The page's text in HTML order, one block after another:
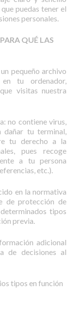
puedas tener el
personales.
QUÉ LAS
pequeño archivo
tu ordenador,
visitas nuestra
no contiene virus,
dañar tu terminal,
tu derecho a la
pues recoge
a tu persona
etc.).
en la normativa
de protección de
tipos
previa.
adicional
de decisiones al
tipos en función